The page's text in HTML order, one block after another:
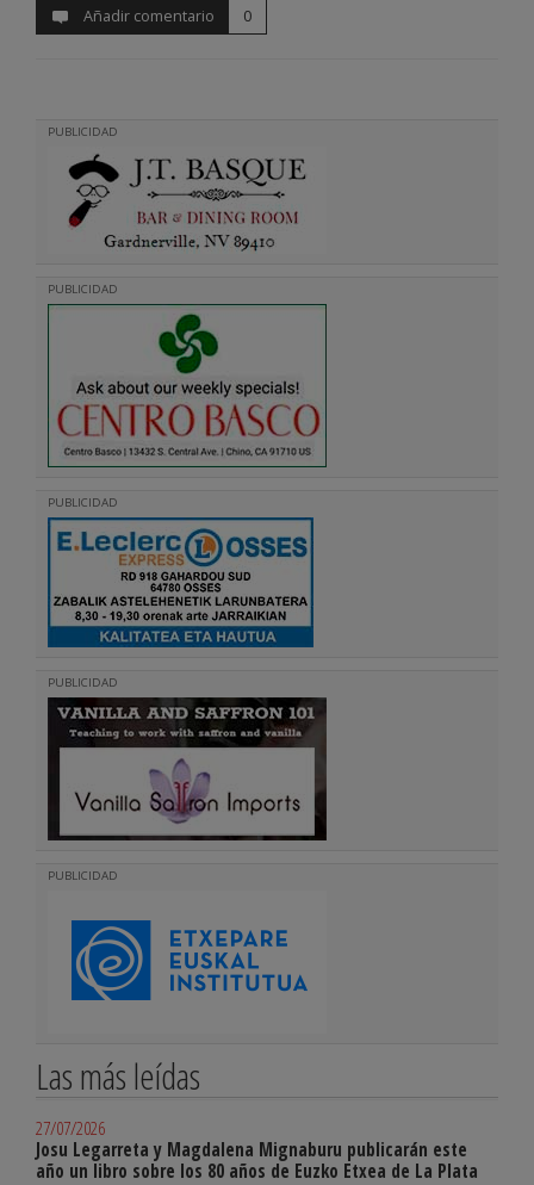
Añadir comentario
0
PUBLICIDAD
PUBLICIDAD
PUBLICIDAD
PUBLICIDAD
PUBLICIDAD
Las más leídas
27/07/2026
Josu Legarreta y Magdalena Mignaburu publicarán este
año un libro sobre los 80 años de Euzko Etxea de La Plata